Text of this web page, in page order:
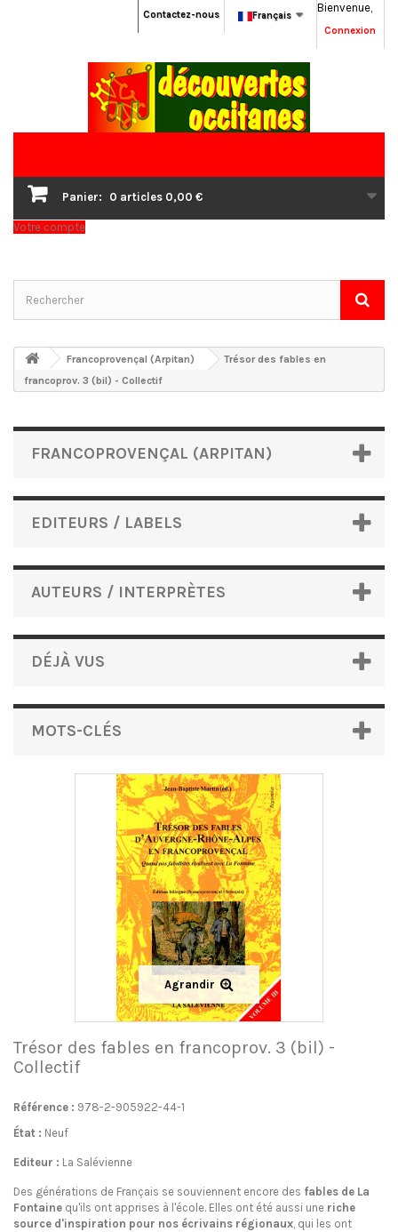
Bienvenue,
Connexion
Français
Contactez-nous
Panier: 0 articles 0,00 €
Votre compte
Francoprovençal (Arpitan)
Trésor des fables en
francoprov. 3 (bil) - Collectif
FRANCOPROVENÇAL (ARPITAN)
EDITEURS / LABELS
AUTEURS / INTERPRÈTES
DÉJÀ VUS
MOTS-CLÉS
Agrandir
Trésor des fables en francoprov. 3 (bil) -
Collectif
Référence : 978-2-905922-44-1
État : Neuf
Editeur : La Salévienne
Des générations de Français se souviennent encore des fables de La
Fontaine qu'ils ont apprises à l'école. Elles ont été aussi une riche
source d'inspiration pour nos écrivains régionaux, qui les ont